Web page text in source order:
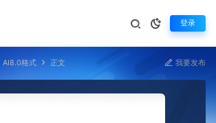
登录
AI8.0格式 正文 我要发布